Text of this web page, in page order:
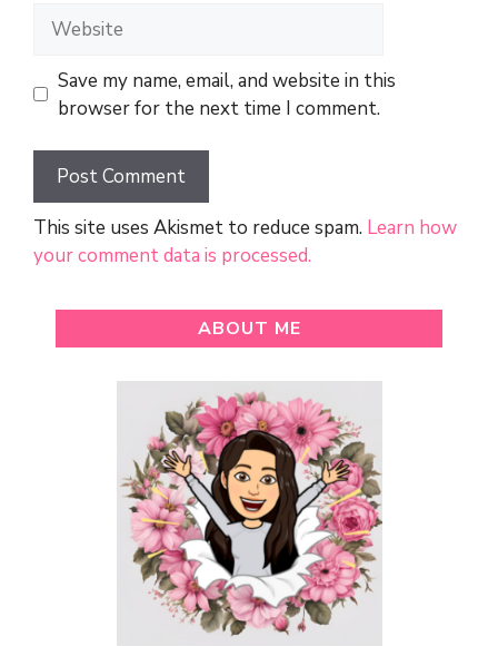
Website
Save my name, email, and website in this
browser for the next time I comment.
This site uses Akismet to reduce spam. Learn how
your comment data is processed.
ABOUT ME